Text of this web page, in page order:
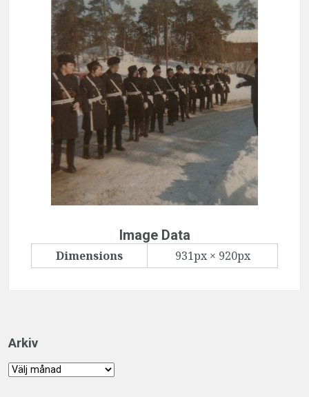
Image Data
Dimensions 931px × 920px
Arkiv
Arkiv